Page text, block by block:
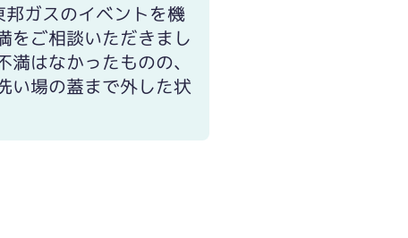
ガスのイベントを機
をご相談いただきまし
はなかったものの、
い場の蓋まで外した状